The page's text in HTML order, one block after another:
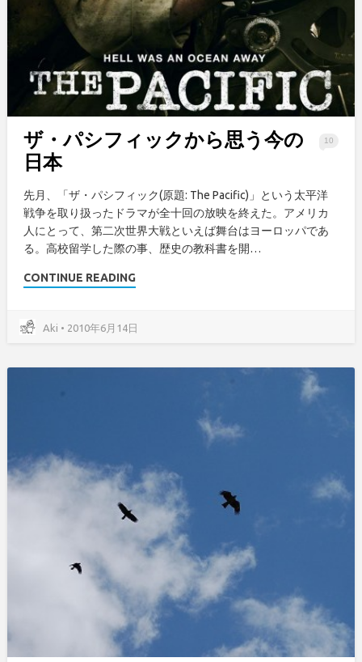
10
ザ・パシフィックから思う今の
日本
先月、「ザ・パシフィック(原題: The Pacific)」という太平洋
戦争を取り扱ったドラマが全十回の放映を終えた。アメリカ
人にとって、第二次世界大戦といえば舞台はヨーロッパであ
る。高校留学した際の事、歴史の教科書を開…
CONTINUE READING
Aki • 2010年6月14日